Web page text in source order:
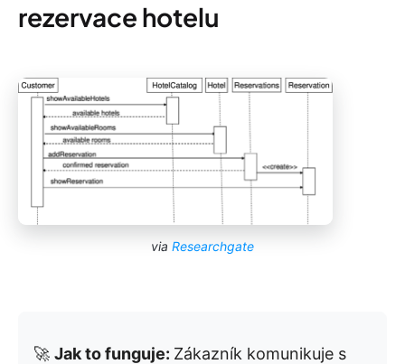
rezervace hotelu
via Researchgate
🚀 Jak to funguje: Zákazník komunikuje s